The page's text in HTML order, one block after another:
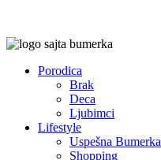
Porodica
Brak
Deca
Ljubimci
Lifestyle
Uspešna Bumerka
Shopping